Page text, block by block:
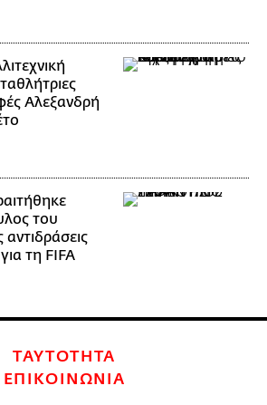
Αλεξανδρή
του
αντιδράσεις
τη FIFA
ΤΑΥΤΟΤΗΤΑ
ΕΠΙΚΟΙΝΩΝΙΑ